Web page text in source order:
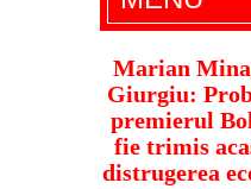
economic,
soc,
Marian
Giurgiu:
premierul
fie trimis
distrugerea